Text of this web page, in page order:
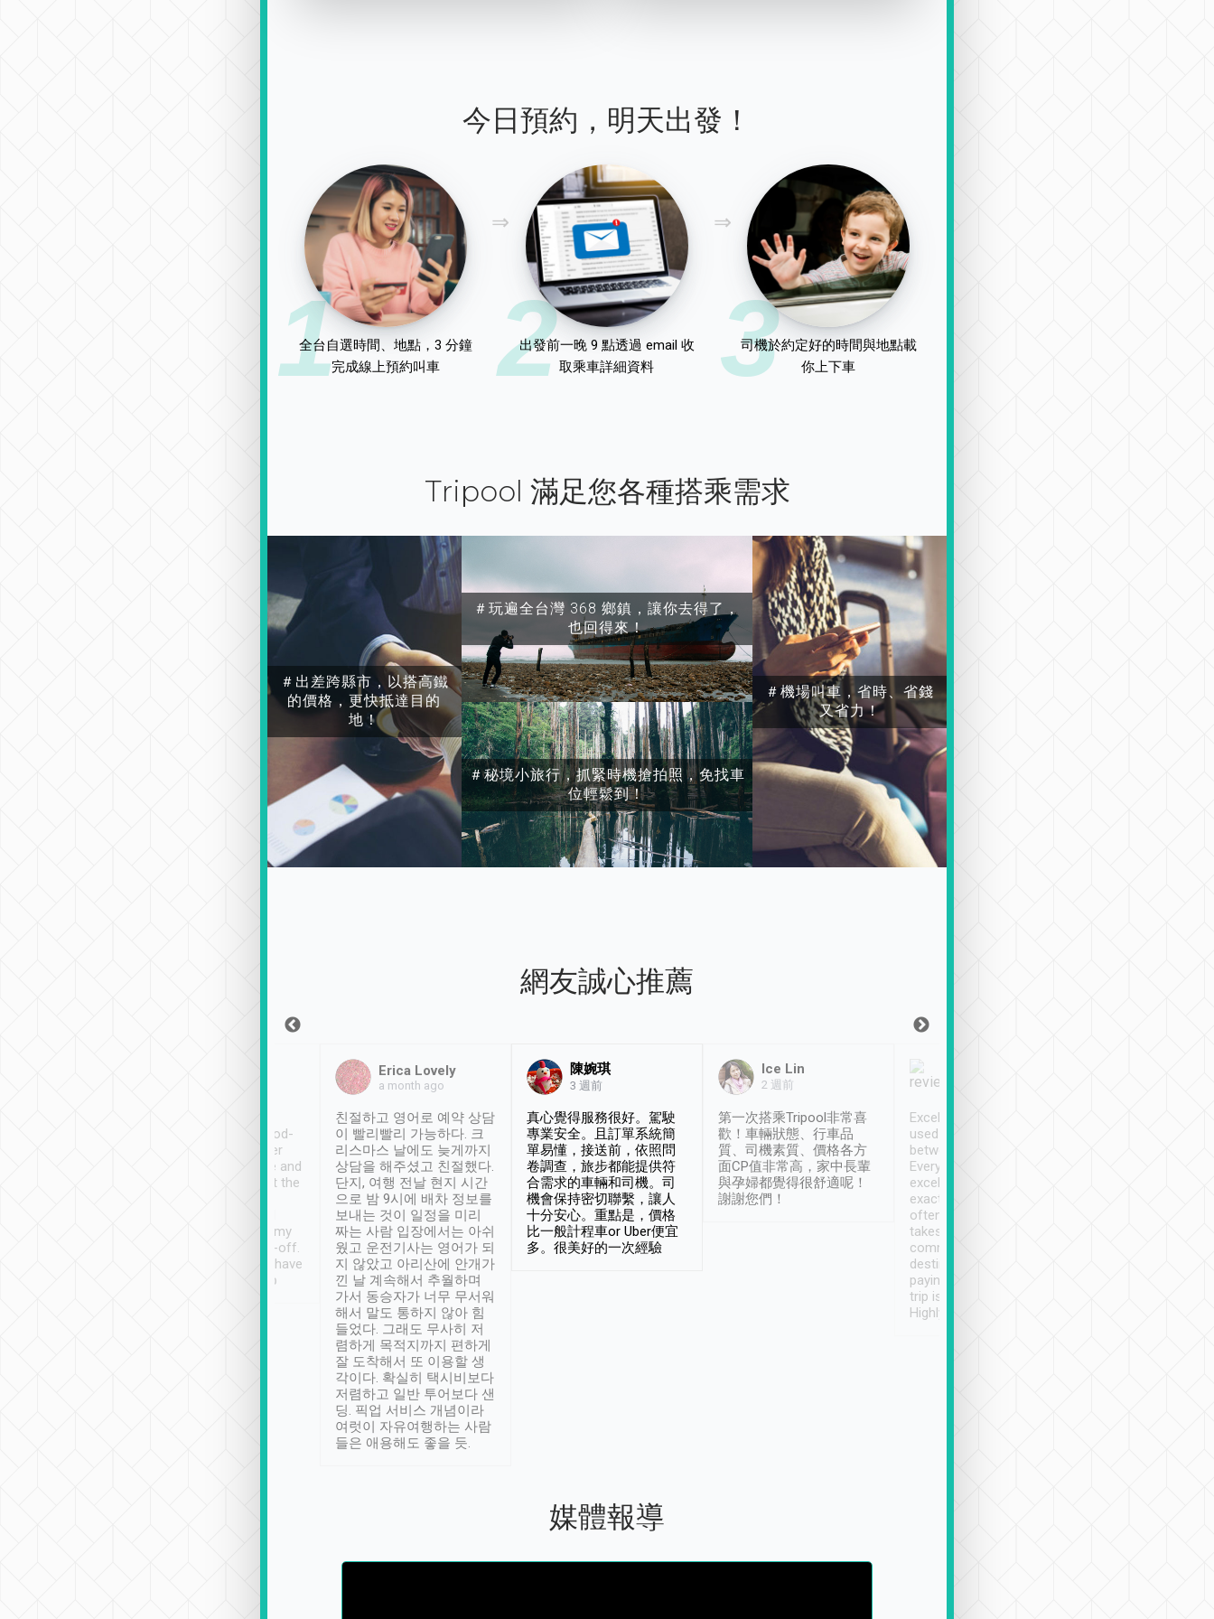
今日預約，明天出發！
1
全台自選時間、地點，3 分鐘
完成線上預約叫車
2
出發前一晚 9 點透過 email 收
取乘車詳細資料
3
司機於約定好的時間與地點載
你上下車
Tripool 滿足您各種搭乘需求
＃出差跨縣市，以搭高鐵
的價格，更快抵達目的
地！
＃玩遍全台灣 368 鄉鎮，讓你去得了，
也回得來！
＃秘境小旅行，抓緊時機搶拍照，免找車
位輕鬆到！
＃機場叫車，省時、省錢
又省力！
網友誠心推薦
service, vehicles in good-
condition and the driver
service was awesome and
thoughtful. Driver went the
have safely arrived at my
destination after drop-off.
Definitely something I have
not seen elsewhere 👍
Erica Lovely
a month ago
친절하고 영어로 예약 상담
이 빨리빨리 가능하다. 크
리스마스 날에도 늦게까지
상담을 해주셨고 친절했다.
단지, 여행 전날 현지 시간
으로 밤 9시에 배차 정보를
보내는 것이 일정을 미리
짜는 사람 입장에서는 아쉬
웠고 운전기사는 영어가 되
지 않았고 아리산에 안개가
낀 날 계속해서 추월하며
가서 동승자가 너무 무서워
해서 말도 통하지 않아 힘
들었다. 그래도 무사히 저
렴하게 목적지까지 편하게
잘 도착해서 또 이용할 생
각이다. 확실히 택시비보다
저렴하고 일반 투어보다 샌
딩. 픽업 서비스 개념이라
여럿이 자유여행하는 사람
들은 애용해도 좋을 듯.
陳婉琪
3 週前
真心覺得服務很好。駕駛
專業安全。且訂單系統簡
單易懂，接送前，依照問
卷調查，旅步都能提供符
合需求的車輛和司機。司
機會保持密切聯繫，讓人
十分安心。重點是，價格
比一般計程車or Uber便宜
多。很美好的一次經驗
Ice Lin
2 週前
第一次搭乘Tripool非常喜
歡！車輛狀態、行車品
質、司機素質、價格各方
面CP值非常高，家中長輩
與孕婦都覺得很舒適呢！
謝謝您們！
Excellent service. We have
used Tripool to travel
between cities in Taiwan.
Every driver has been
excellent and arrives
exactly on time. As there is
often limited English it
takes the difficulty out of
communicating the
destination details and
paying online prior to the
trip is very convenient.
Highly recommended
媒體報導